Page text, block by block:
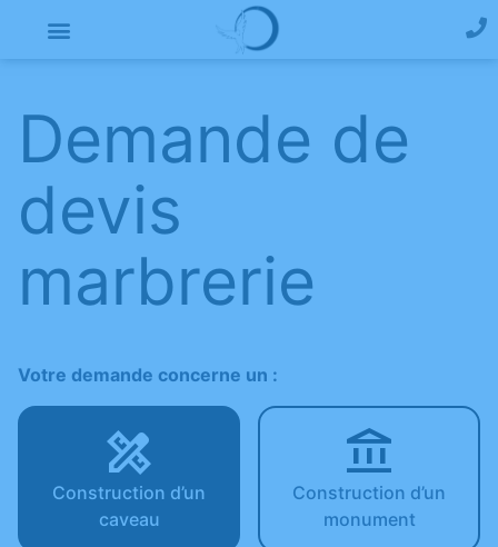
Demande de
devis
marbrerie
Votre demande concerne un :
Construction d’un
caveau
Construction d’un
monument